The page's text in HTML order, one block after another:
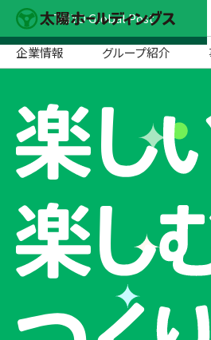
企業情報 グループ紹介
TAIYO Global Post